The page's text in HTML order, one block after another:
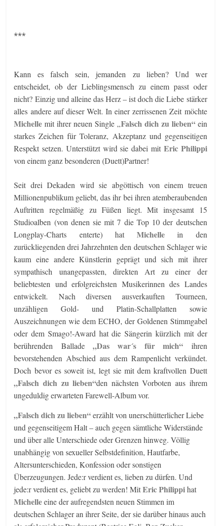
***
Kann es falsch sein, jemanden zu lieben? Und wer
entscheidet, ob der Lieblingsmensch zu einem passt oder
nicht? Einzig und alleine das Herz – ist doch die Liebe stärker
alles andere auf dieser Welt. In einer zerrissenen Zeit möchte
Michelle mit ihrer neuen Single „Falsch dich zu lieben“ein
starkes Zeichen für Toleranz, Akzeptanz und gegenseitigen
Respekt setzen. Unterstützt wird sie dabei mit Eric Philippi
von einem ganz besonderen (Duett)Partner!
Seit drei Dekaden wird sie abgöttisch von einem treuen
Millionenpublikum geliebt, das ihr bei ihren atemberaubenden
Auftritten regelmäßig zu Füßen liegt. Mit insgesamt 15
Studioalben (von denen sie mit 7 die Top 10 der deutschen
Longplay-Charts enterte) hatMichellein den
zurückliegenden drei Jahrzehnten den deutschen Schlager wie
kaum eine andere Künstlerin geprägt und sich mit ihrer
sympathisch unangepassten, direkten Art zu einer der
beliebtesten und erfolgreichsten Musikerinnen des Landes
entwickelt. Nach diversen ausverkauften Tourneen,
unzähligen Gold- und Platin-Schallplatten sowie
Auszeichnungen wie dem ECHO, der Goldenen Stimmgabel
oder dem Smago!-Award hat die Sängerin kürzlich mit der
berührenden Ballade„Das war´s für mich“ ihren
bevorstehenden Abschied aus dem Rampenlicht verkündet.
Doch bevor es soweit ist, legt sie mit dem kraftvollen Duett
„Falsch dich zu lieben“den nächsten Vorboten aus ihrem
ungeduldig erwarteten Farewell-Album vor.
„Falsch dich zu lieben“erzählt von unerschütterlicher Liebe
und gegenseitigem Halt – auch gegen sämtliche Widerstände
und über alle Unterschiede oder Grenzen hinweg. Völlig
unabhängig von sexueller Selbstdefinition, Hautfarbe,
Altersunterschieden, Konfession oder sonstigen
Überzeugungen. Jede:r verdient es, lieben zu dürfen. Und
jede:r verdient es, geliebt zu werden! MitEric Philippihat
Michelleeine der aufregendsten neuen Stimmen im
deutschen Schlager an ihrer Seite, der sie darüber hinaus auch